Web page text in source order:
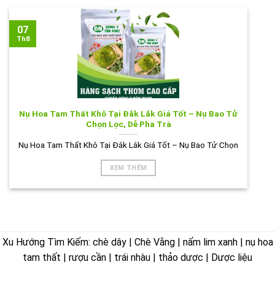
Nụ Hoa Tam Thất Khô Tại Đắk Lắk Giá Tốt – Nụ Bao Tử
Chọn Lọc, Dễ Pha Trà
Nụ Hoa Tam Thất Khô Tại Đắk Lắk Giá Tốt – Nụ Bao Tử Chọn
XEM THÊM
07
Th8
Xu Hướng Tìm Kiếm: chè dây | Chè Vằng | nấm lim xanh | nụ hoa
tam thất | rượu cần | trái nhàu | thảo dược | Dược liệu